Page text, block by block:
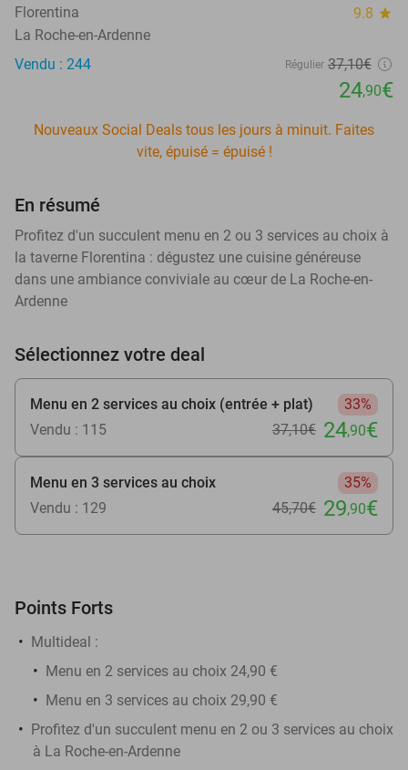
Florentina 9.8 star
La Roche-en-Ardenne
Vendu : 244
Régulier 37,10€
24,90€
Nouveaux Social Deals tous les jours à minuit. Faites
vite, épuisé = épuisé !
En résumé
Profitez d'un succulent menu en 2 ou 3 services au choix à
la taverne Florentina : dégustez une cuisine généreuse
dans une ambiance conviviale au cœur de La Roche-en-
Ardenne
Sélectionnez votre deal
Menu en 2 services au choix (entrée + plat)
33%
Vendu : 115
37,10€ 24,90€
Menu en 3 services au choix
35%
Vendu : 129
45,70€ 29,90€
Points Forts
Multideal :
​Menu en 2 services au choix 24,90 €
Menu en 3 services au choix 29,90 €
Profitez d'un succulent menu en 2 ou 3 services au choix
à La Roche-en-Ardenne